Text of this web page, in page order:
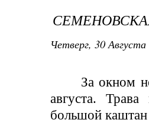
Четверг, 30
За окном
августа.
большой